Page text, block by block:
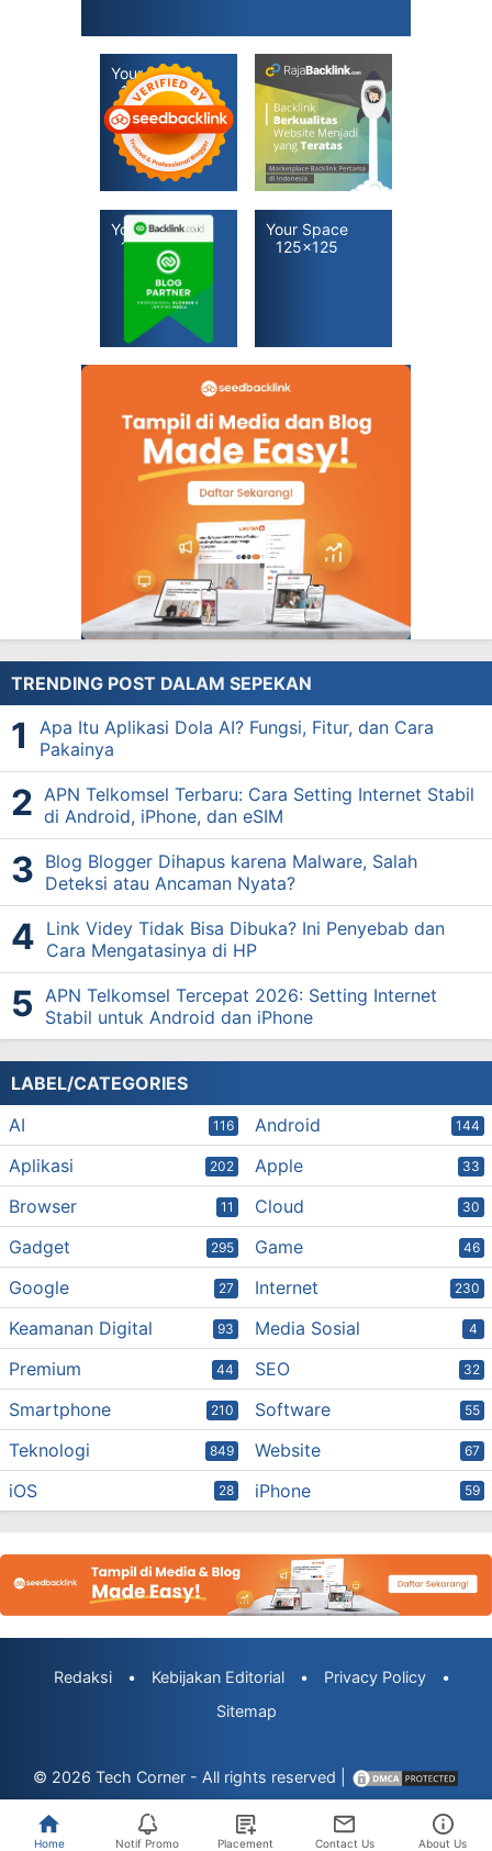
TRENDING POST DALAM SEPEKAN
Apa Itu Aplikasi Dola AI? Fungsi, Fitur, dan Cara
Pakainya
APN Telkomsel Terbaru: Cara Setting Internet Stabil
di Android, iPhone, dan eSIM
Blog Blogger Dihapus karena Malware, Salah
Deteksi atau Ancaman Nyata?
Link Videy Tidak Bisa Dibuka? Ini Penyebab dan
Cara Mengatasinya di HP
APN Telkomsel Tercepat 2026: Setting Internet
Stabil untuk Android dan iPhone
LABEL/CATEGORIES
AI
116 Android 144
Aplikasi 202 Apple 33
Browser 11 Cloud 30
Gadget 295 Game 46
Google 27 Internet 230
Keamanan Digital 93 Media Sosial 4
Premium 44 SEO 32
Smartphone 210 Software 55
Teknologi 849 Website 67
iOS 28 iPhone 59
Redaksi • Kebijakan Editorial • Privacy Policy
•
Sitemap
© 2026 Tech Corner- All rights reserved |
Home Notif Promo Placement Contact Us About Us